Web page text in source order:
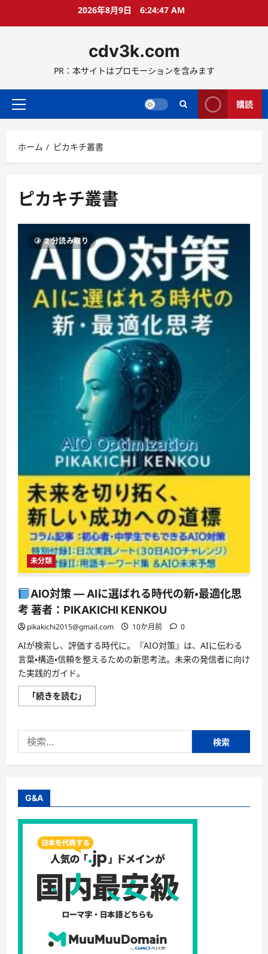
ス
ッ
2026年8月9日 6:24:47 AM
cdv3k.com
PR：本サイトはプロモーションを含みます
メ
メ
ニ
ー
購読
ホーム ピカキチ叢書
ピカキチ叢書
2 分読み取り
未分類
AIO対策 — AIに選ばれる時代の新・最適化思
考 著者：PIKAKICHI KENKOU
pikakichi2015@gmail.com 10か月前 0
AIが検索し、評価する時代に。『AIO対策』は、AIに伝わる
言葉・構造・信頼を整えるための新思考法。未来の発信者に向け
た実践的ガイド。
「続きを読む」
AIO
—
選
ば
の
最
化
思
考
著
者：
PIKAKICHI
KENKOU
に
い
て
ら
に
索:
G&A